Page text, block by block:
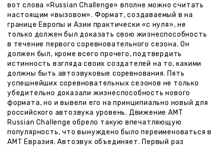
вот слова «Russian Challenge» вполне можно считать
настоящим «вызовом». Формат, создаваемый в на
границе Европы и Азии практически «с нуля», не
только должен был доказать свою жизнеспособность
в течение первого соревновательного сезона. Он
должен был, кроме всего прочего, подтвердить
истинность взгляда своих создателей на то, какими
должны быть автозвуковые соревнования. Пять
успешнейших соревновательных сезонов не только
убедительно доказали жизнеспособность нового
формата, но и вывели его на принципиально новый для
российского автозвука уровень. Движение AMT
Russian Challenge обрело такую впечатляющую
популярность, что вынуждено было переименоваться в
AMT Евразия. Автозвук объединяет. Первый раз